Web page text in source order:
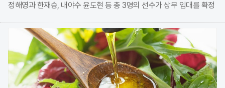
정해영과 한재승, 내야수 윤도현 등 총 3명의 선수가 상무 입대를 확정
을 보였으나, 최종적으로 구단과